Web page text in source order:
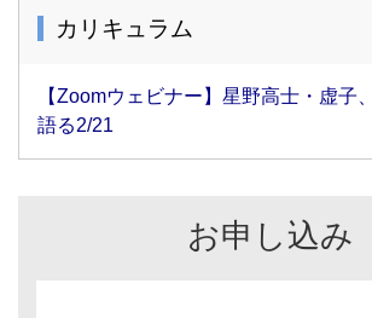
カリキュラム
【Zoomウェビナー】星野高士・虚子
語る2/21
お申し込み